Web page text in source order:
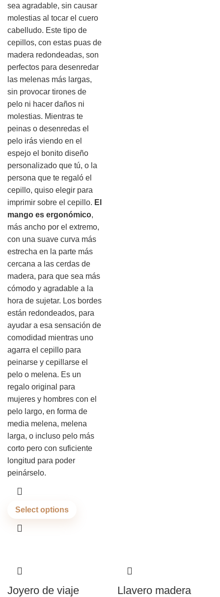
sea agradable, sin causar
molestias al tocar el cuero
cabelludo. Este tipo de
cepillos, con estas puas de
madera redondeadas, son
perfectos para desenredar
las melenas más largas,
sin provocar tirones de
pelo ni hacer daños ni
molestias. Mientras te
peinas o desenredas el
pelo irás viendo en el
espejo el bonito diseño
personalizado que tú, o la
persona que te regaló el
cepillo, quiso elegir para
imprimir sobre el cepillo. El
mango es ergonómico,
más ancho por el extremo,
con una suave curva más
estrecha en la parte más
cercana a las cerdas de
madera, para que sea más
cómodo y agradable a la
hora de sujetar. Los bordes
están redondeados, para
ayudar a esa sensación de
comodidad mientras uno
agarra el cepillo para
peinarse y cepillarse el
pelo o melena. Es un
regalo original para
mujeres y hombres con el
pelo largo, en forma de
media melena, melena
larga, o incluso pelo más
corto pero con suficiente
longitud para poder
peinárselo.
Select options
Joyero de viaje
Llavero madera